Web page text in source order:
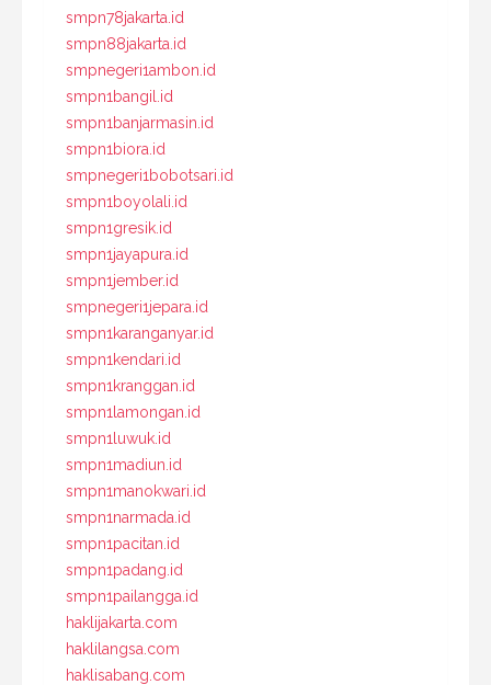
smpn78jakarta.id
smpn88jakarta.id
smpnegeri1ambon.id
smpn1bangil.id
smpn1banjarmasin.id
smpn1biora.id
smpnegeri1bobotsari.id
smpn1boyolali.id
smpn1gresik.id
smpn1jayapura.id
smpn1jember.id
smpnegeri1jepara.id
smpn1karanganyar.id
smpn1kendari.id
smpn1kranggan.id
smpn1lamongan.id
smpn1luwuk.id
smpn1madiun.id
smpn1manokwari.id
smpn1narmada.id
smpn1pacitan.id
smpn1padang.id
smpn1pailangga.id
haklijakarta.com
haklilangsa.com
haklisabang.com